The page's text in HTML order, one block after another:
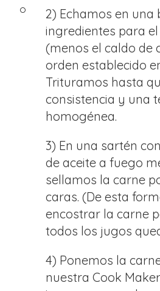
2) Echamos en
ingredientes para
(menos el caldo de
orden establecido
Trituramos hasta
consistencia y una
homogénea.
3) En una sartén
de aceite a fuego
sellamos la carne
caras. (De esta
encostrar la carne
todos los jugos
4) Ponemos la
nuestra Cook